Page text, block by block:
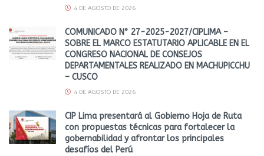
4 DE AGOSTO DE 2026
COMUNICADO N° 27-2025-2027/CIPLIMA –
SOBRE EL MARCO ESTATUTARIO APLICABLE EN EL
CONGRESO NACIONAL DE CONSEJOS
DEPARTAMENTALES REALIZADO EN MACHUPICCHU
– CUSCO
4 DE AGOSTO DE 2026
CIP Lima presentará al Gobierno Hoja de Ruta
con propuestas técnicas para fortalecer la
gobernabilidad y afrontar los principales
desafíos del Perú